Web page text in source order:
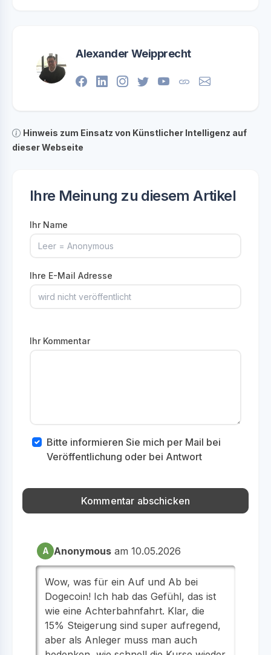
Alexander Weipprecht
Hinweis zum Einsatz von Künstlicher Intelligenz auf
dieser Webseite
Ihre Meinung zu diesem Artikel
Ihr Name
Ihre E-Mail Adresse
Ihr Kommentar
Bitte informieren Sie mich per Mail bei
Veröffentlichung oder bei Antwort
A Anonymous am 10.05.2026
Wow, was für ein Auf und Ab bei
Dogecoin! Ich hab das Gefühl, das ist
wie eine Achterbahnfahrt. Klar, die
15% Steigerung sind super aufregend,
aber als Anleger muss man auch